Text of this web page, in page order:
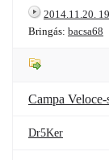
2014.11.20.
Bringás: bacsa68
Campa
Dr5Ker